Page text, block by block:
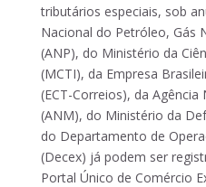
tributários especiais, sob
Nacional do Petróleo, Gás
(ANP), do Ministério da
(MCTI), da Empresa
(ECT-Correios), da
(ANM), do Ministério da
do Departamento de
(Decex) já podem ser
Portal Único de Comércio